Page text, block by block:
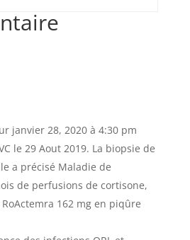
janvier 28, 2020 à 4:30 pm
le 29 Aout 2019. La biopsie de
a précisé Maladie de
de perfusions de cortisone,
162 mg en piqûre